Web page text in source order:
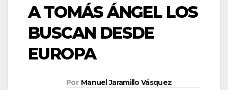
A TOMÁS ÁNGEL LOS
BUSCAN DESDE
EUROPA
Por Manuel Jaramillo Vásquez